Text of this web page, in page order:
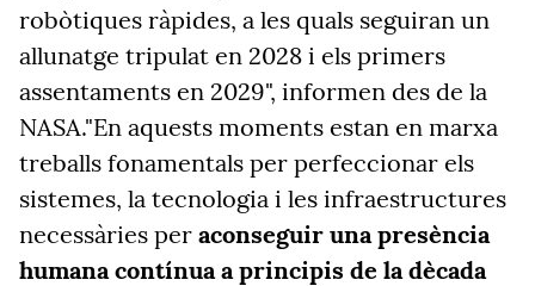
robòtiques ràpides, a les quals seguiran un
allunatge tripulat en 2028 i els primers
assentaments en 2029", informen des de la
NASA."En aquests moments estan en marxa
treballs fonamentals per perfeccionar els
sistemes, la tecnologia i les infraestructures
necessàries per aconseguir una presència
humana contínua a principis de la dècada